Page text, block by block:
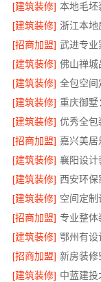
[建筑装修]
[建筑装修]
[招商加盟] 武进专
[建筑装修] 佛山禅城
[建筑装修] 全包空间
[建筑装修] 重庆御墅
[建筑装修] 优秀全包
[招商加盟] 嘉兴美
[建筑装修]
[建筑装修] 西安环保
[建筑装修]
[招商加盟]
[建筑装修]
[招商加盟] 新房装修
[建筑装修] 中蓝建